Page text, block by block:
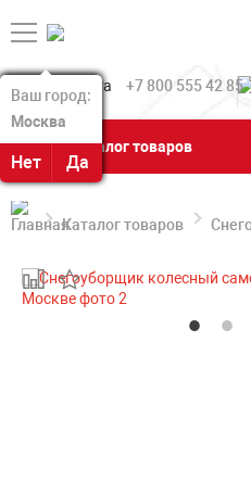
Ваш город:
Москва
Нет Да
Ваш город:
Москва
Нет Да
+7 800 555 42 85
Каталог товаров
Каталог товаров